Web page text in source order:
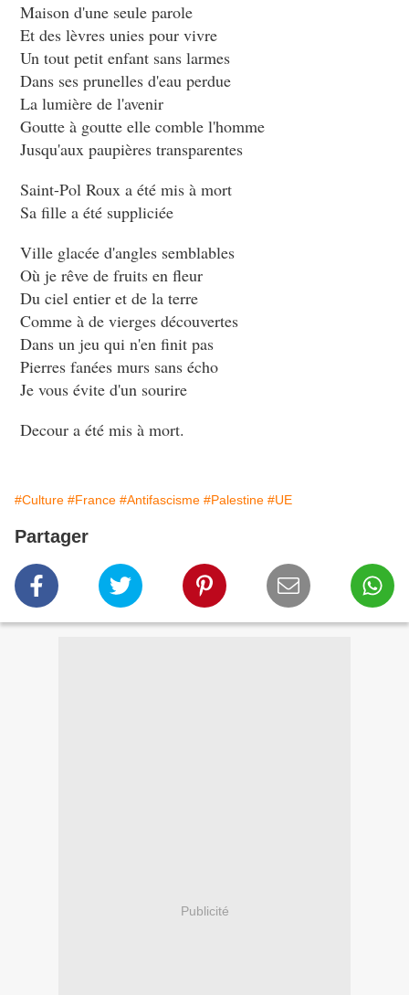
Maison d'une seule parole
Et des lèvres unies pour vivre
Un tout petit enfant sans larmes
Dans ses prunelles d'eau perdue
La lumière de l'avenir
Goutte à goutte elle comble l'homme
Jusqu'aux paupières transparentes
Saint-Pol Roux a été mis à mort
Sa fille a été suppliciée
Ville glacée d'angles semblables
Où je rêve de fruits en fleur
Du ciel entier et de la terre
Comme à de vierges découvertes
Dans un jeu qui n'en finit pas
Pierres fanées murs sans écho
Je vous évite d'un sourire
Decour a été mis à mort.
#Culture #France #Antifascisme #Palestine #UE
Partager
Publicité